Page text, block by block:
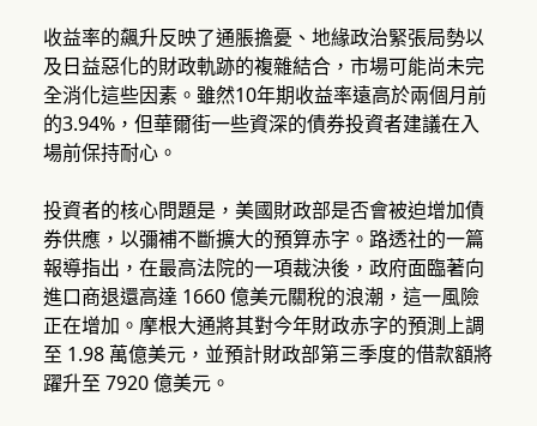
收益率的飆升反映了通脹擔憂、地緣政治緊張局勢以
及日益惡化的財政軌跡的複雜結合，市場可能尚未完
全消化這些因素。雖然10年期收益率遠高於兩個月前
的3.94%，但華爾街一些資深的債券投資者建議在入
場前保持耐心。
投資者的核心問題是，美國財政部是否會被迫增加債
券供應，以彌補不斷擴大的預算赤字。路透社的一篇
報導指出，在最高法院的一項裁決後，政府面臨著向
進口商退還高達 1660 億美元關稅的浪潮，這一風險
正在增加。摩根大通將其對今年財政赤字的預測上調
至 1.98 萬億美元，並預計財政部第三季度的借款額將
躍升至 7920 億美元。